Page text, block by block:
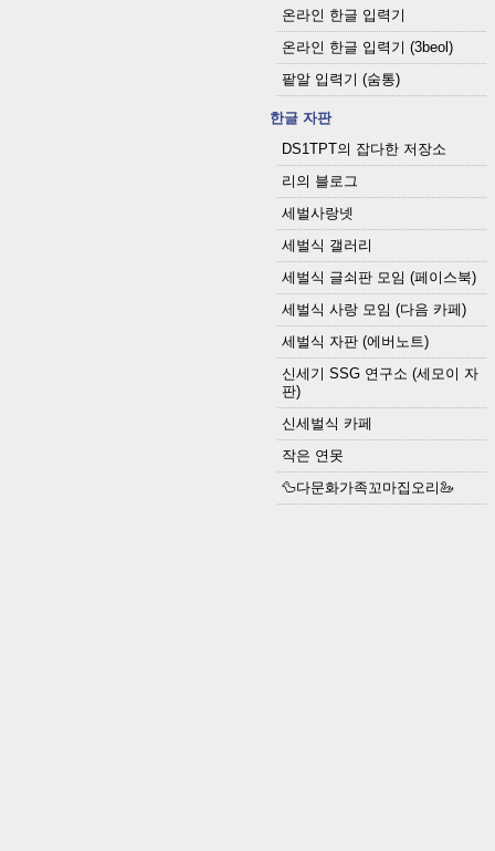
온라인 한글 입력기
온라인 한글 입력기 (3beol)
팥알 입력기 (숨통)
한글 자판
DS1TPT의 잡다한 저장소
리의 블로그
세벌사랑넷
세벌식 갤러리
세벌식 글쇠판 모임 (페이스북)
세벌식 사랑 모임 (다음 카페)
세벌식 자판 (에버노트)
신세기 SSG 연구소 (세모이 자
판)
신세벌식 카페
작은 연못
🦆다문화가족꼬마집오리🦢